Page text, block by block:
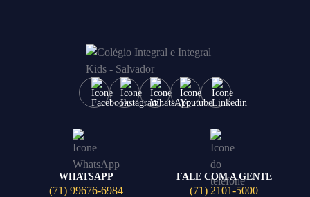
WHATSAPP
(71) 99676-6984
FALE COM A GENTE
(71) 2101-5000